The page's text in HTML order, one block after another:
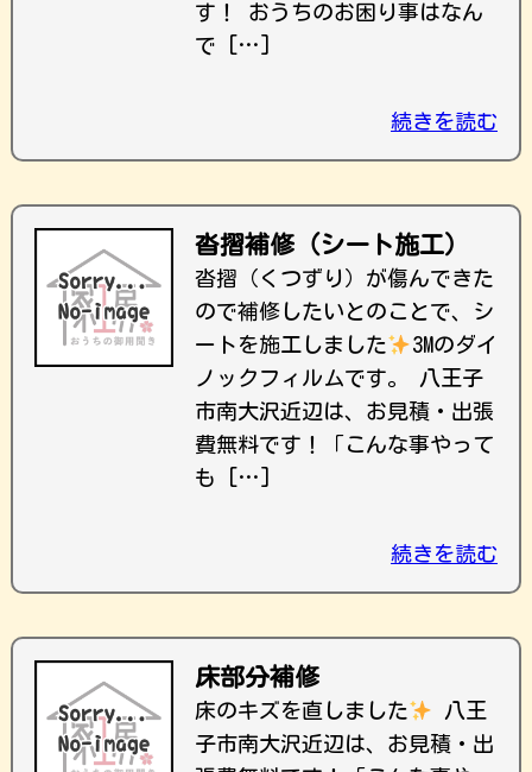
す！ おうちのお困り事はなん
で […]
続きを読む
沓摺補修（シート施工）
沓摺（くつずり）が傷んできた
ので補修したいとのことで、シ
ートを施工しました
3Mのダイ
ノックフィルムです。 八王子
市南大沢近辺は、お見積・出張
費無料です！ ｢こんな事やって
も […]
続きを読む
床部分補修
床のキズを直しました
八王
子市南大沢近辺は、お見積・出